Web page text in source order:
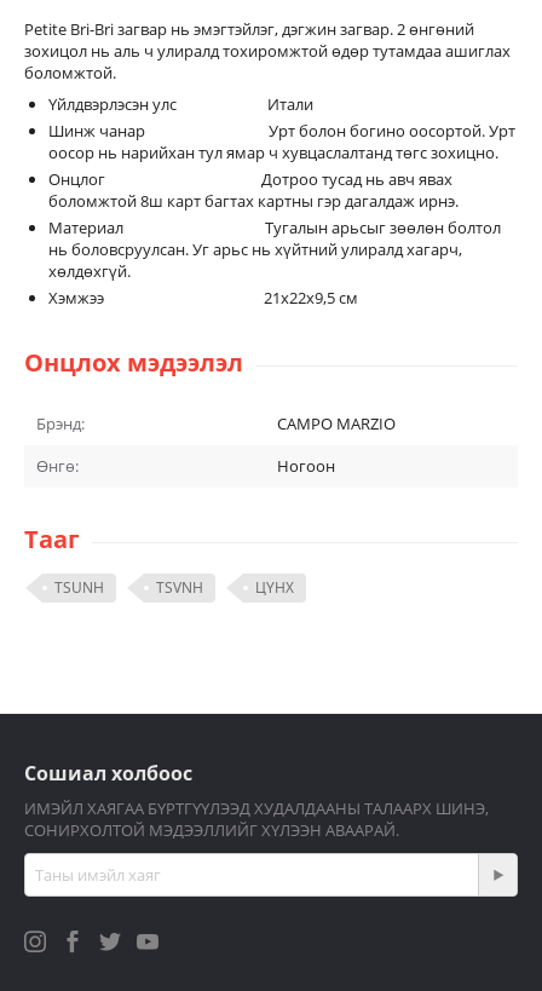
Petite Bri-Bri загвар нь эмэгтэйлэг, дэгжин загвар. 2 өнгөний
зохицол нь аль ч улиралд тохиромжтой өдөр тутамдаа ашиглах
боломжтой.
Үйлдвэрлэсэн улс Итали
Шинж чанар Урт болон богино оосортой. Урт
оосор нь нарийхан тул ямар ч хувцаслалтанд төгс зохицно.
Онцлог Дотроо тусад нь авч явах
боломжтой 8ш карт багтах картны гэр дагалдаж ирнэ.
Материал Тугалын арьсыг зөөлөн болтол
нь боловсруулсан. Уг арьс нь хүйтний улиралд хагарч,
хөлдөхгүй.
Хэмжээ 21x22x9,5 см
Онцлох мэдээлэл
Брэнд:
CAMPO MARZIO
Өнгө:
Ногоон
Тааг
TSUNH TSVNH ЦҮНХ
Сошиал холбоос
ИМЭЙЛ ХАЯГАА БҮРТГҮҮЛЭЭД ХУДАЛДААНЫ ТАЛААРХ ШИНЭ,
СОНИРХОЛТОЙ МЭДЭЭЛЛИЙГ ХҮЛЭЭН АВААРАЙ.